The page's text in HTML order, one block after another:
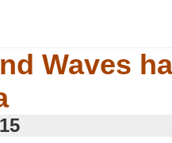
Waves